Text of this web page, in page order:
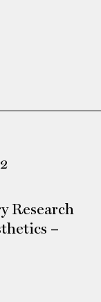
Research
–